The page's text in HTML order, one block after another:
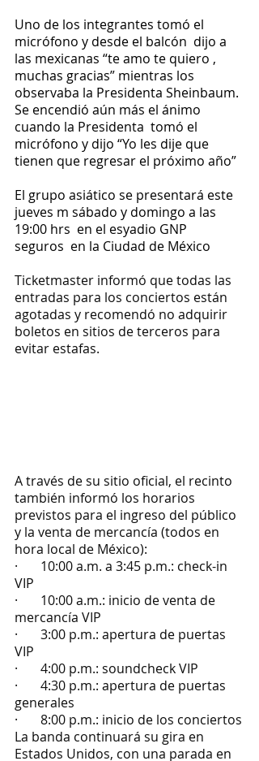
Uno de los integrantes tomó el
micrófono y desde el balcón  dijo a
las mexicanas “te amo te quiero ,
muchas gracias” mientras los
observaba la Presidenta Sheinbaum.
Se encendió aún más el ánimo
cuando la Presidenta  tomó el
micrófono y dijo “Yo les dije que
tienen que regresar el próximo año”
El grupo asiático se presentará este
jueves m sábado y domingo a las
19:00 hrs  en el esyadio GNP
seguros  en la Ciudad de México
Ticketmaster informó que todas las
entradas para los conciertos están
agotadas y recomendó no adquirir
boletos en sitios de terceros para
evitar estafas.
A través de su sitio oficial, el recinto
también informó los horarios
previstos para el ingreso del público
y la venta de mercancía (todos en
hora local de México):
·       10:00 a.m. a 3:45 p.m.: check-in
VIP
·       10:00 a.m.: inicio de venta de
mercancía VIP
·       3:00 p.m.: apertura de puertas
VIP
·       4:00 p.m.: soundcheck VIP
·       4:30 p.m.: apertura de puertas
generales
·       8:00 p.m.: inicio de los conciertos
La banda continuará su gira en
Estados Unidos, con una parada en